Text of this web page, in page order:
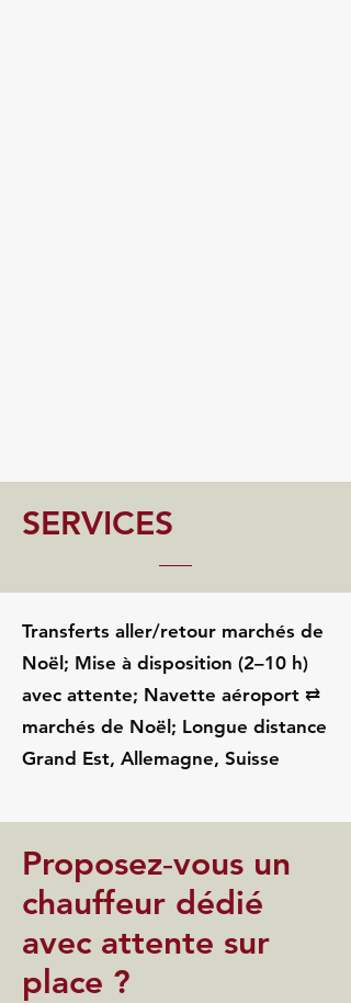
SERVICES
Transferts aller/retour marchés de
Noël; Mise à disposition (2–10 h)
avec attente; Navette aéroport ⇄
marchés de Noël; Longue distance
Grand Est, Allemagne, Suisse
Proposez‑vous un
chauffeur dédié
avec attente sur
place ?